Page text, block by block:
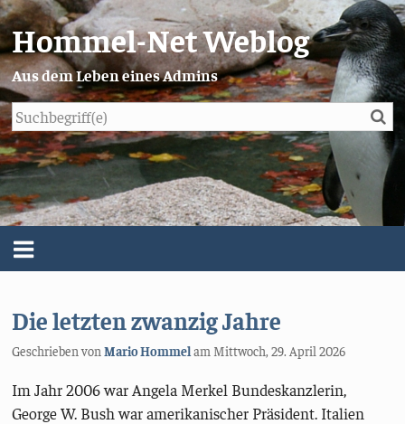
Hommel-Net Weblog
Aus dem Leben eines Admins
Über mich
Impressum/Datenschutz
Die letzten zwanzig Jahre
Geschrieben vonMario Hommelam Mittwoch, 29. April 2026
Im Jahr 2006 war Angela Merkel Bundeskanzlerin,
George W. Bush war amerikanischer Präsident. Italien